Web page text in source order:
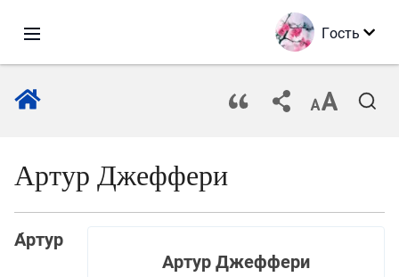
Гость
Артур Джеффери
Артур Джеффери
А́ртур